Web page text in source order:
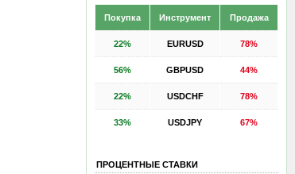
Покупка Инструмент Продажа
22% EURUSD 78%
56% GBPUSD 44%
22% USDCHF 78%
33% USDJPY 67%
ПРОЦЕНТНЫЕ СТАВКИ